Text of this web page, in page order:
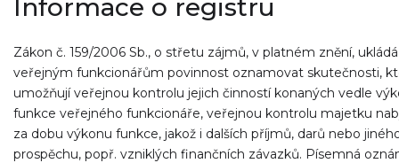
Informace o registru
Zákon č. 159/2006 Sb., o střetu zájmů, v platném znění, ukládá
veřejným funkcionářům povinnost oznamovat skutečnosti,
umožňují veřejnou kontrolu jejich činností konaných vedle
funkce veřejného funkcionáře, veřejnou kontrolu majetku
za dobu výkonu funkce, jakož i dalších příjmů, darů nebo
prospěchu, popř. vzniklých finančních závazků. Písemná